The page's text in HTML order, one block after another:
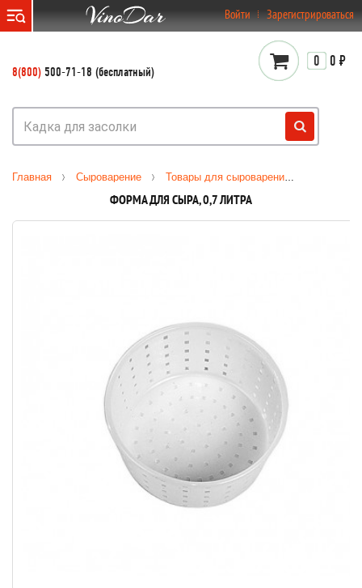
Войти Зарегистрироваться
8(800) 500-71-18 (бесплатный)
0 0 ₽
Главная Сыроварение Товары для сыроварения
ФОРМА ДЛЯ СЫРА, 0,7 ЛИТРА